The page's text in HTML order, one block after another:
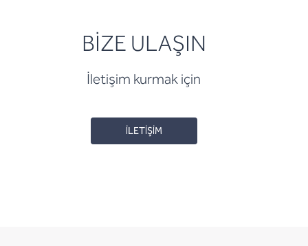
BİZE ULAŞIN
İletişim kurmak için
İLETİŞİM